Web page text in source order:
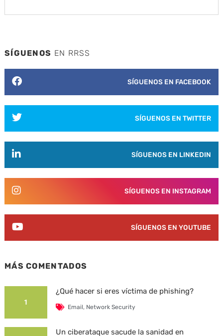
SÍGUENOS EN RRSS
SÍGUENOS EN FACEBOOK
SÍGUENOS EN TWITTER
SÍGUENOS EN LINKEDIN
SÍGUENOS EN INSTAGRAM
SÍGUENOS EN YOUTUBE
MÁS COMENTADOS
1
¿Qué hacer si eres víctima de phishing?
Email, Network Security
Un ciberataque sacude la sanidad en